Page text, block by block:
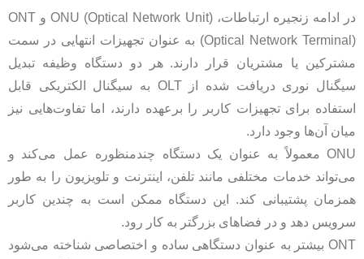
در ادامه زنجیره ارتباطات، ONU (Optical Network Unit) و ONT
(Optical Network Terminal) به عنوان تجهیزات انتهایی در سمت
مشترکین یا مشتریان قرار دارند. هر دو دستگاه وظیفه تبدیل
سیگنال نوری دریافت شده از OLT به سیگنال الکتریکی قابل
استفاده برای تجهیزات کاربر را برعهده دارند، اما تفاوت‌هایی نیز
میان آن‌ها وجود دارد.
ONU معمولاً به عنوان یک دستگاه چندمنظوره عمل می‌کند و
می‌تواند خدمات مختلفی مانند تلفن، اینترنت و تلویزیون را به طور
همزمان پشتیبانی کند. این دستگاه ممکن است به چندین کاربر
سرویس دهد و در فضاهای بزرگتر به کار رود.
ONT بیشتر به عنوان دستگاهی ساده و اختصاصی شناخته می‌شود